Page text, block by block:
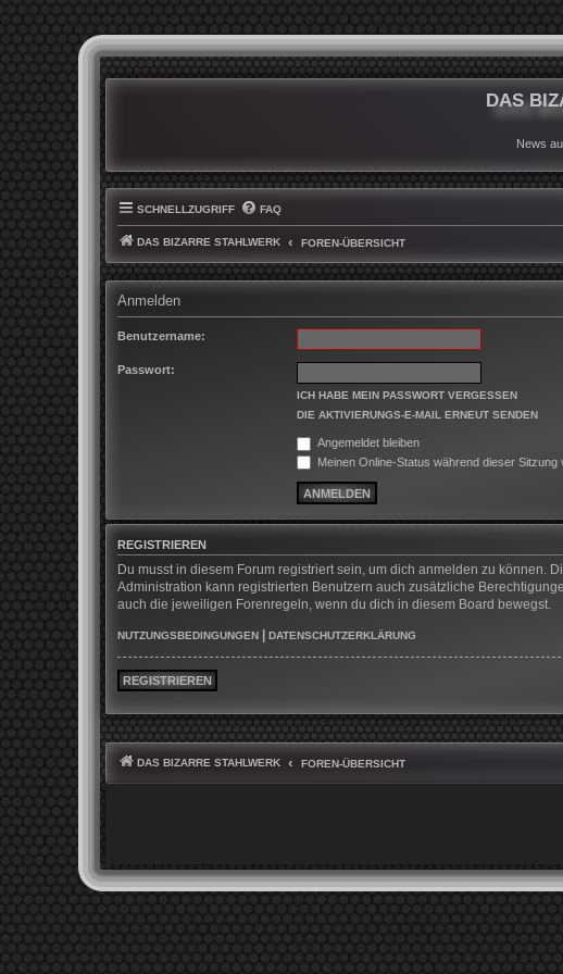
DAS
News
SCHNELLZUGRIFF FAQ
DAS BIZARRE STAHLWERK FOREN-ÜBERSICHT
Anmelden
Benutzername:
Passwort:
ICH HABE MEIN PASSWORT VERGESSEN
DIE AKTIVIERUNGS-E-MAIL ERNEUT SENDEN
Angemeldet bleiben
Meinen Online-Status während dieser Sitzung
REGISTRIEREN
Du musst in diesem Forum registriert sein, um dich anmelden zu können.
Administration kann registrierten Benutzern auch zusätzliche
auch die jeweiligen Forenregeln, wenn du dich in diesem Board bewegst.
NUTZUNGSBEDINGUNGEN DATENSCHUTZERKLÄRUNG
REGISTRIEREN
DAS BIZARRE STAHLWERK FOREN-ÜBERSICHT